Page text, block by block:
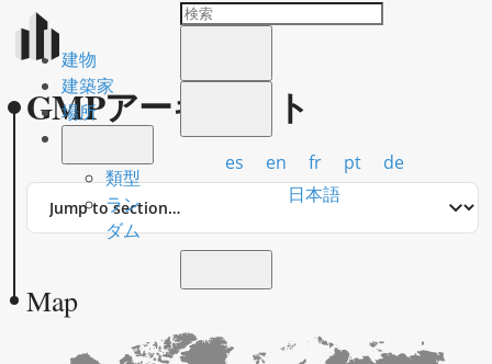
建物
建築家
場所
類型
ラン
ダム
es en fr pt
de
日本語
GMPアーキテクト
Jump
Map